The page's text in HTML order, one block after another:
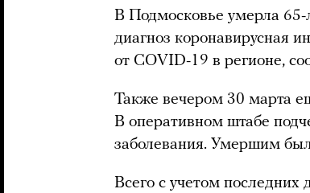
В Подмосковье умерла
диагноз коронавирусная
от COVID-19 в регионе,
Также вечером 30 марта
В оперативном штабе
заболевания. Умершим
Всего с учетом последних